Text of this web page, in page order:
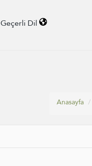
Geçerli Dil
Anasayfa